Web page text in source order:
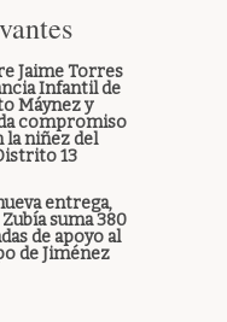
Jaime Torres
Infantil de
Máynez y
compromiso
la niñez del
13
entrega,
suma 380
de apoyo al
de Jiménez